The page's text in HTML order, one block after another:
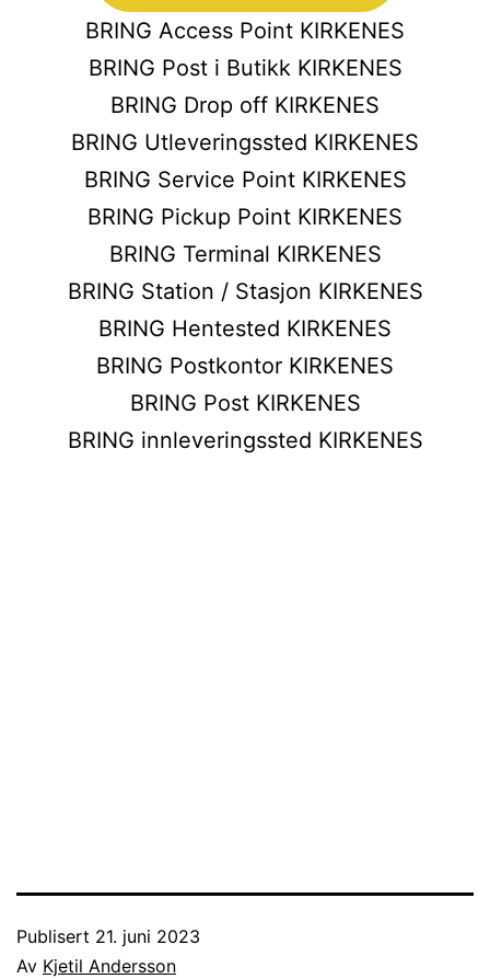
BRING Access Point KIRKENES
BRING Post i Butikk KIRKENES
BRING Drop off KIRKENES
BRING Utleveringssted KIRKENES
BRING Service Point KIRKENES
BRING Pickup Point KIRKENES
BRING Terminal KIRKENES
BRING Station / Stasjon KIRKENES
BRING Hentested KIRKENES
BRING Postkontor KIRKENES
BRING Post KIRKENES
BRING innleveringssted KIRKENES
Publisert 21. juni 2023
Av Kjetil Andersson